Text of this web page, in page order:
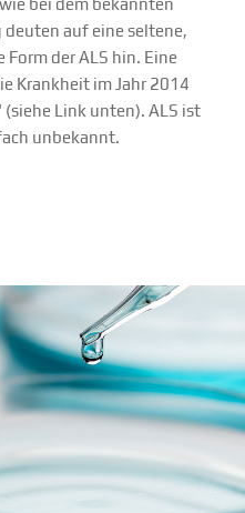
bei dem bekannten
auf eine seltene,
der ALS hin. Eine
Krankheit im Jahr 2014
(siehe Link unten). ALS ist
unbekannt.